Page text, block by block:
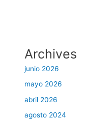
Archives
junio 2026
mayo 2026
abril 2026
agosto 2024